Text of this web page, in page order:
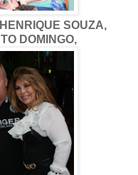
SOUZA,
DOMINGO,